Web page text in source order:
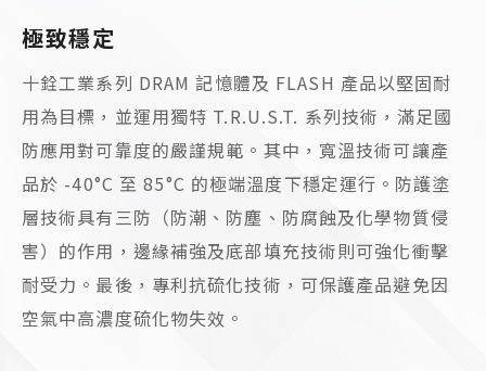
極致穩定
十銓工業系列 DRAM 記憶體及 FLASH 產品以堅固耐
用為目標，並運用獨特 T.R.U.S.T. 系列技術，滿足國
防應用對可靠度的嚴謹規範。其中，寬溫技術可讓產
品於 -40°C 至 85°C 的極端溫度下穩定運行。防護塗
層技術具有三防（防潮、防塵、防腐蝕及化學物質侵
害）的作用，邊緣補強及底部填充技術則可強化衝擊
耐受力。最後，專利抗硫化技術，可保護產品避免因
空氣中高濃度硫化物失效。